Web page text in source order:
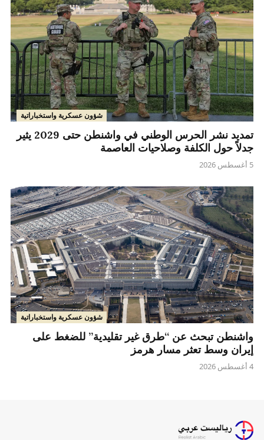
شؤون عسكرية واستخباراتية
تمديد نشر الحرس الوطني في واشنطن حتى 2029 يثير
جدلاً حول الكلفة وصلاحيات العاصمة
5 أغسطس 2026
شؤون عسكرية واستخباراتية
واشنطن تبحث عن “طرق غير تقليدية” للضغط على
إيران وسط تعثر مسار هرمز
4 أغسطس 2026